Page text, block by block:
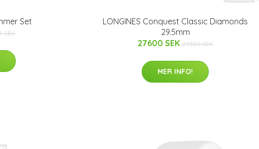
Set
SEK
LONGINES Conquest Classic Diamonds
29.5mm
27600 SEK 29550 SEK
MER INFO!